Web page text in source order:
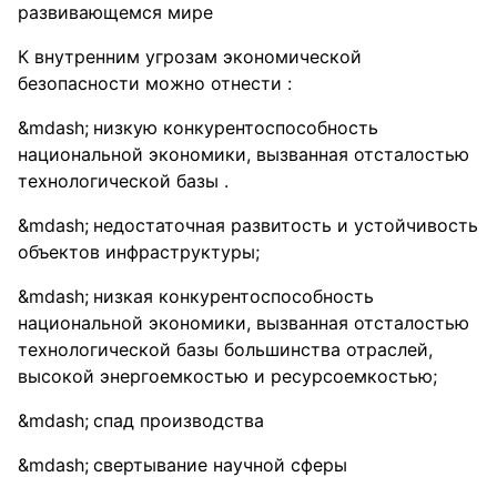
развивающемся мире
К внутренним угрозам экономической
безопасности можно отнести :
низкую конкурентоспособность
национальной экономики, вызванная отсталостью
технологической базы .
недостаточная развитость и устойчивость
объектов инфраструктуры;
низкая конкурентоспособность
национальной экономики, вызванная отсталостью
технологической базы большинства отраслей,
высокой энергоемкостью и ресурсоемкостью;
спад производства
свертывание научной сферы